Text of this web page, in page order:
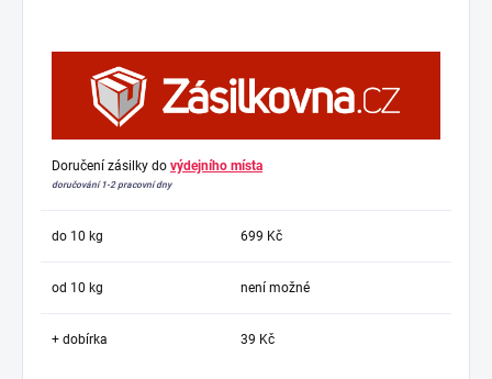
Doručení zásilky do výdejního místa
doručování 1-2 pracovní dny
do 10 kg 699 Kč
od 10 kg není možné
+ dobírka 39 Kč